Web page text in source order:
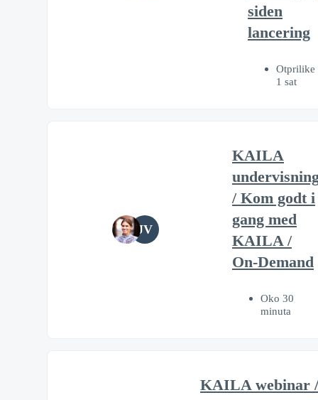
siden
lancering
Otprilike
1 sat
JV
KAILA
/ Kom godt i
gang med
KAILA /
On-Demand
Oko 30
minuta
KAILA webinar /